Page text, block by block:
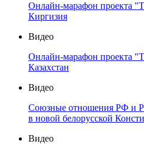
Онлайн-марафон проекта
Киргизия
Видео
Онлайн-марафон проекта
Казахстан
Видео
Союзные отношения РФ и
в новой белорусской
Видео